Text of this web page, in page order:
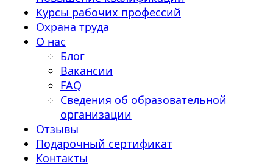
Курсы рабочих профессий
Охрана труда
О нас
Блог
Вакансии
FAQ
Сведения об образовательной
организации
Отзывы
Подарочный сертификат
Контакты